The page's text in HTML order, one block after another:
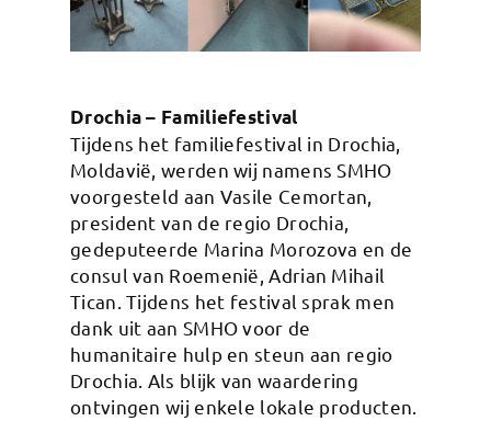
Drochia – Familiefestival
Tijdens het familiefestival in Drochia,
Moldavië, werden wij namens SMHO
voorgesteld aan Vasile Cemortan,
president van de regio Drochia,
gedeputeerde Marina Morozova en de
consul van Roemenië, Adrian Mihail
Tican. Tijdens het festival sprak men
dank uit aan SMHO voor de
humanitaire hulp en steun aan regio
Drochia. Als blijk van waardering
ontvingen wij enkele lokale producten.